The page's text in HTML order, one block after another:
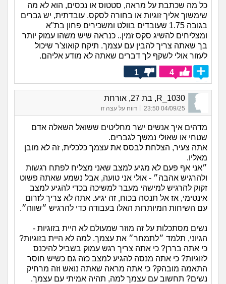
כל מה שכתבת על מראה, סטטוס או נכסים, הוא לא מה
שימשוך אליך זוגיות או בחורה לסקס. עובדתית, יש גברים
בגובה 1.75 שעובדים בוולט ומשכירים פחון בת"א
ומצליחים להשיג סקס זמין.. כנראה שיש משהו עמוק יותר
בך שאתה צריך להבין עם עצמך. תיקח קואוצ'ר שיכול
לעזור אולי לשקף לך דברים שאתה לא מודע אליהם.
4
1
R_1030, בת 27, אורחת
04/09/25 23:50
| דווח על עצה זו
מדהים איך אנשים ישר מחליטים ששואל השאלה אדם
שטחי או שאולי נמשך לגברים.
אתה צעיר, הצלחת לבסס את עצמך כלכלית, זה לא מובן
מאליו.
״אני אף פעם לא מגיע למצב שאני מצליח לפתח רגשות
ולהרגיש אהבה״ - אולי אני טועה, אבל נשמע שאתה פשוט
זקוק להרגיש למישהי מעבר למשיכה בכדי להגיע למצב
אינטימי, אז אל תנסה בכוח, זה יגיע. אתה לא צריך לזרום
עם השיחות המיותרות האלו בעבודה כדי להרגיש ״שווה״.
נשים מסתכלות על זה מוזר שמעולם לא היית בזוגיות -
הגיוני, תלמד ״לתמחר״ את עצמך. למה לא היית בזוגיות?
כי אתה בררן? כי אתה צריך רגש עמוק בשביל להיכנס
לזוגיות? כי אתה מנסה להגיע למצב כזה גם כשיש חוסר
התאמה מובהק? כי אתה מראה שאתה נואש וזה מרחיק
נשים? תחשוב עם עצמך למה, תהיה אמיתי עם עצמך.